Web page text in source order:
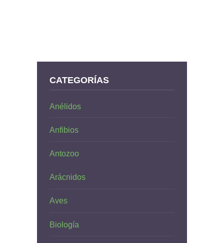
CATEGORÍAS
Anélidos
Anfibios
Antozoo
Arácnidos
Aves
Biología